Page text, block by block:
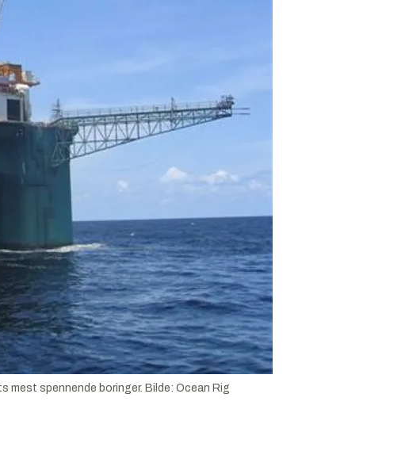
mest spennende boringer. Bilde: Ocean Rig